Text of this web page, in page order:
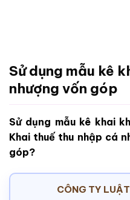
Sử dụng mẫu kê
nhượng vốn góp
Sử dụng mẫu kê khai
Khai thuế thu nhập cá
góp?
CÔNG TY